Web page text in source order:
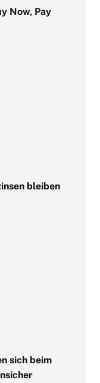
Now, Pay
bleiben
sich beim